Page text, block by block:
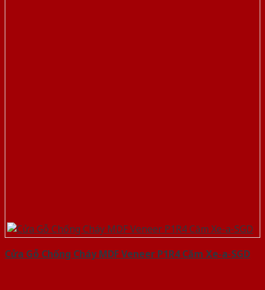
Cửa Gỗ Chống Cháy MDF Veneer P1R4 Căm Xe-a-SGD